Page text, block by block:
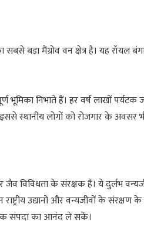
सबसे बड़ा मैंग्रोव वन क्षेत्र है। यह
भूमिका निभाते हैं। हर वर्ष लाखों
स्थानीय लोगों को रोजगार के अवसर भी
जैव विविधता के संरक्षक हैं। ये दुर्लभ
उद्यानों और वन्यजीवों के संरक्षण
संपदा का आनंद ले सकें।